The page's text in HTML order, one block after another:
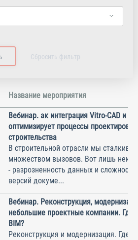
Название мероприятия
Вебинар. ак интеграция Vitro-CAD и
оптимизирует процессы
строительства
В строительной отрасли мы
множеством вызовов. Вот лишь
- разрозненность данных и
версий докуме...
Вебинар. Реконструкция,
небольшие проектные компании. Где
BIM?
Реконструкция и модернизация. Где в